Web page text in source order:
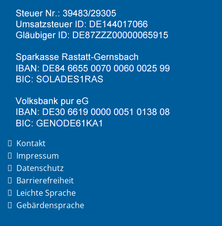
Kontakt
Impressum
Datenschutz
Barrierefreiheit
Leichte Sprache
Gebärdensprache